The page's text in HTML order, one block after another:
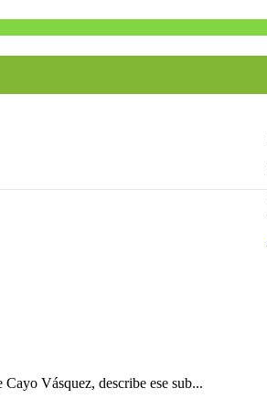
Vásquez, describe ese sub...